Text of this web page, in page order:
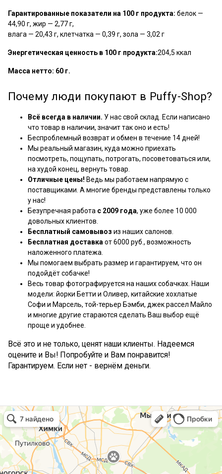
Гарантированные показатели на 100 г продукта: белок —
44,90 г, жир — 2,77 г,
влага — 20,43 г, клетчатка — 0,39 г, зола — 3,02 г
Энергетическая ценность в 100 г продукта:204,5 ккал
Масса нетто: 60 г.
Почему люди покупают в Puffy-Shop?
Всё всегда в наличии. У нас свой склад. Если написано
что товар в наличии, значит так оно и есть!
Беспроблемный возврат и обмен в течение 14 дней!
Мы реальный магазин, куда можно приехать
посмотреть, пощупать, потрогать, посоветоваться или,
на худой конец, вернуть товар.
Отличные цены! Ведь мы работаем напрямую с
поставщиками. А многие бренды представлены только
у нас!
Безупречная работа с 2009 года, уже более 10 000
довольных клиентов.
Бесплатный самовывоз из наших салонов.
Бесплатная доставкаот 6000 руб., возможность
наложенного платежа.
Мы помогаем выбрать размер и гарантируем, что он
подойдёт собачке!
Весь товар фотографируется на наших собачках. Наши
модели: йорки Бетти и Оливер, китайские хохлатые
Софи и Марсель, той-терьер Бэмби, джек рассел Майло
и многие другие стараются сделать Ваш выбор ещё
проще и удобнее.
Всё это и не только, ценят наши клиенты. Надеемся
оцените и Вы! Попробуйте и Вам понравится!
Гарантируем. Если нет - вернём деньги.